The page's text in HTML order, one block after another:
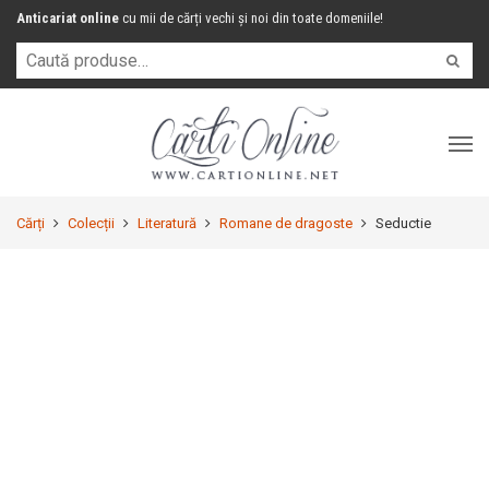
Anticariat online cu mii de cărți vechi și noi din toate domeniile!
Cărți Colecții Literatură Romane de dragoste Seductie